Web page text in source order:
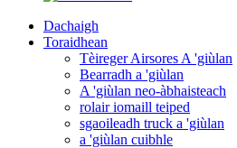
Dachaigh
Toraidhean
Tèireger Airsores A 'giùlan
Bearradh a 'giùlan
A 'giùlan neo-àbhaisteach
rolair iomaill teiped
sgaoileadh truck a 'giùlan
a 'giùlan cuibhle